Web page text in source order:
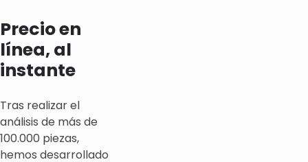
Precio en
línea, al
instante
Tras realizar el
análisis de más de
100.000 piezas,
hemos desarrollado